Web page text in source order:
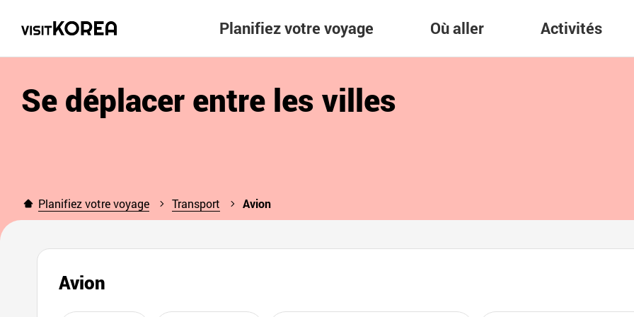
Planifiez votre voyage Où aller Activités
Se déplacer entre les villes
Planifiez votre voyage Transport Avion
Avion